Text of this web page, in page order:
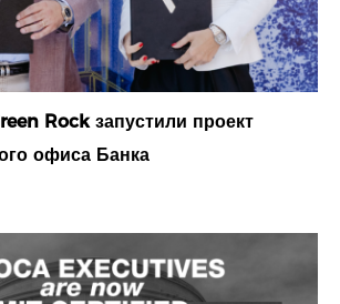
Rock запустили проект
офиса Банка